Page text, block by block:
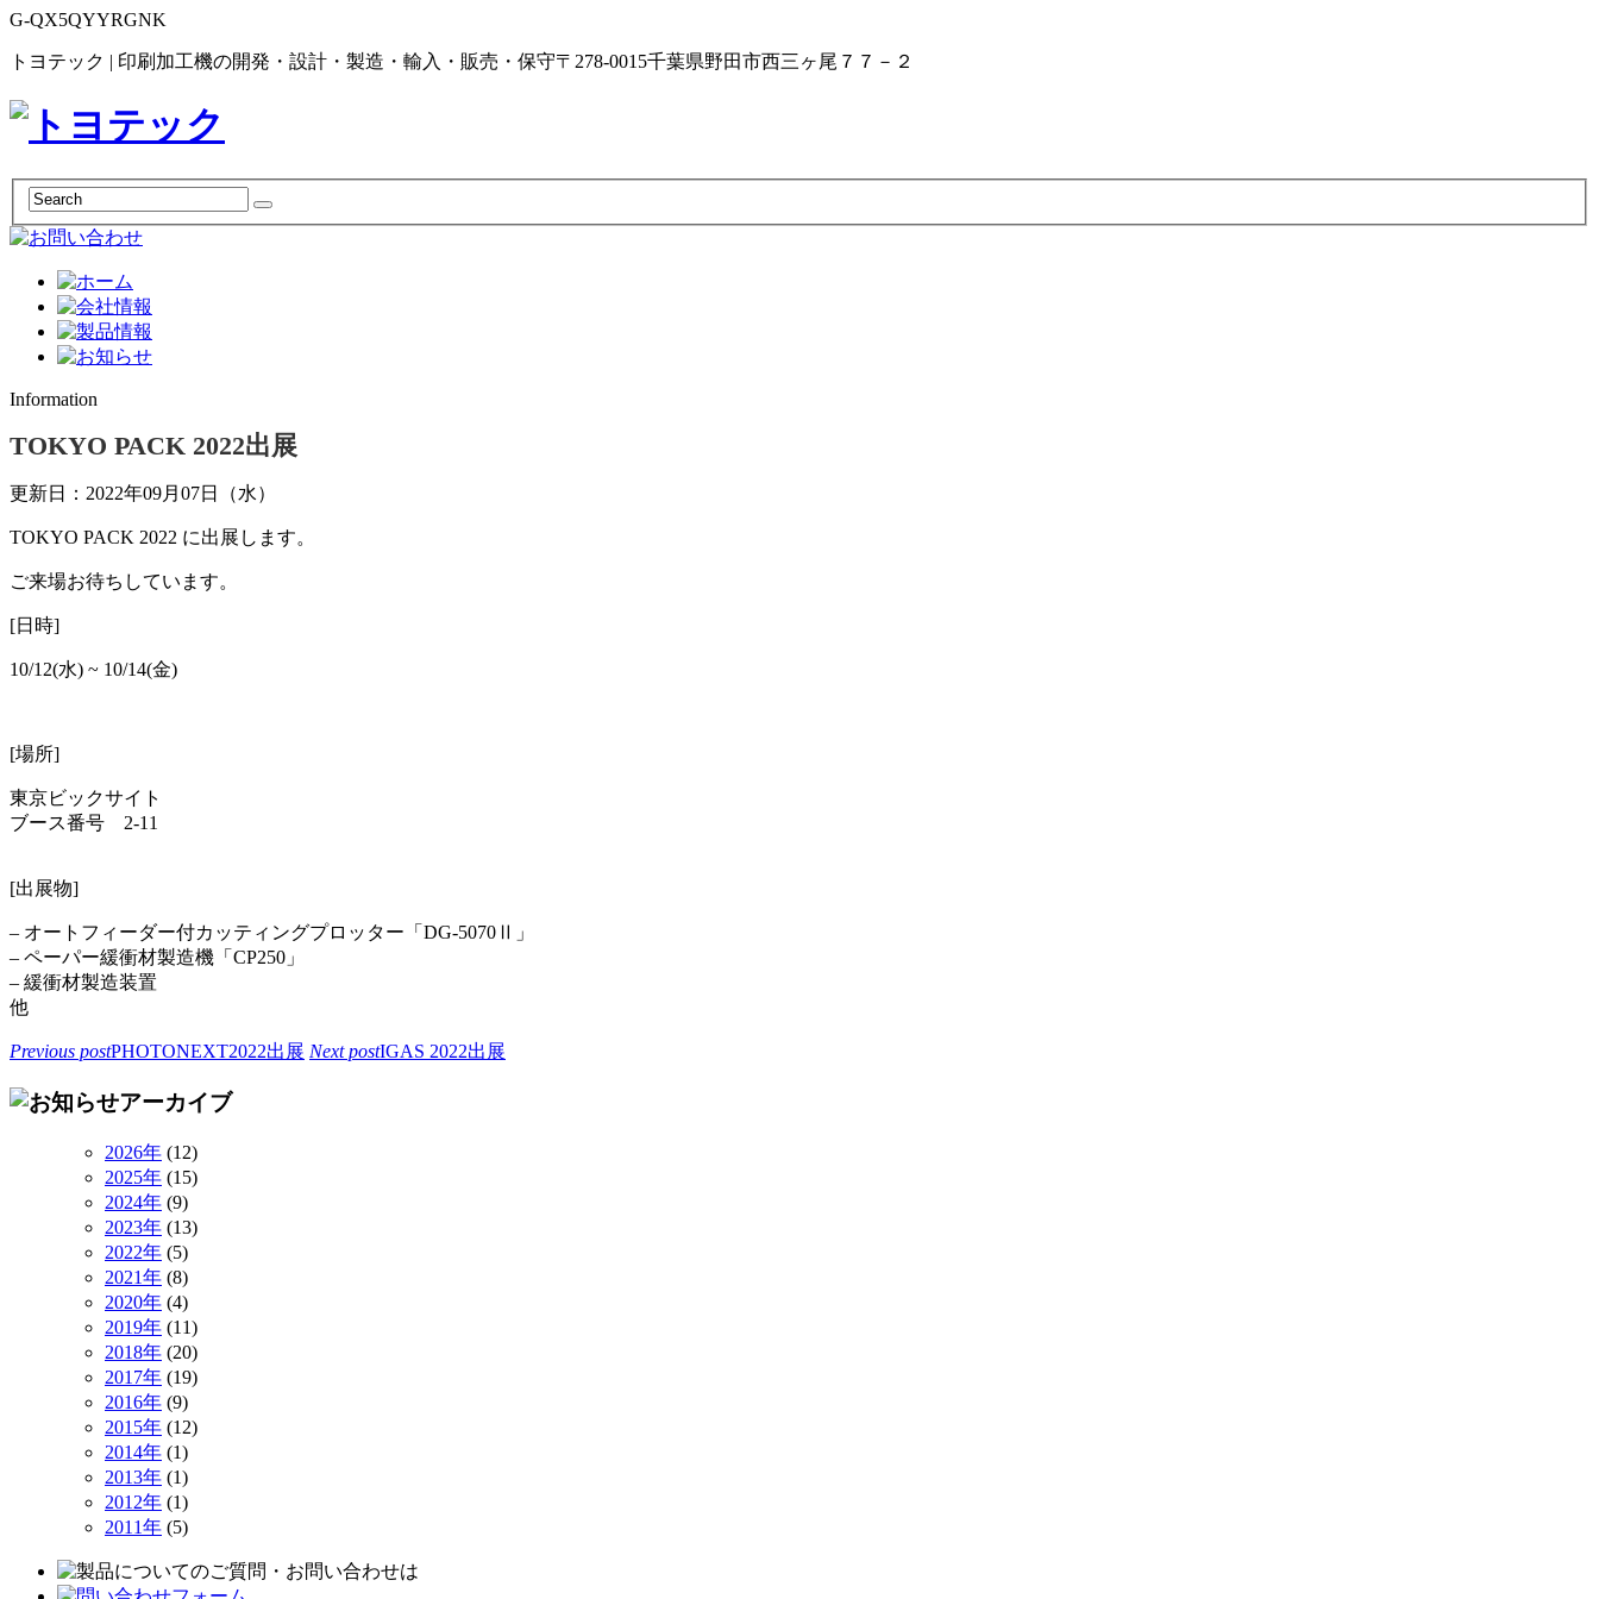
G-QX5QYYRGNK
トヨテック | 印刷加工機の開発・設計・製造・輸入・販売・保守〒278-0015千葉県野田市西三ヶ尾７７－２
Information
TOKYO PACK 2022出展
更新日：2022年09月07日（水）
TOKYO PACK 2022 に出展します。
ご来場お待ちしています。
[日時]
10/12(水) ~ 10/14(金)
[場所]
東京ビックサイト
ブース番号 2-11
[出展物]
– オートフィーダー付カッティングプロッター「DG-5070Ⅱ」
– ペーパー緩衝材製造機「CP250」
– 緩衝材製造装置
他
Previous postPHOTONEXT2022出展 Next postIGAS 2022出展
2026年 (12)
2025年 (15)
2024年 (9)
2023年 (13)
2022年 (5)
2021年 (8)
2020年 (4)
2019年 (11)
2018年 (20)
2017年 (19)
2016年 (9)
2015年 (12)
2014年 (1)
2013年 (1)
2012年 (1)
2011年 (5)